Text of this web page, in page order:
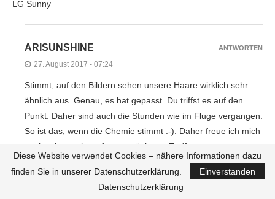
LG Sunny
ARISUNSHINE
27. August 2017 - 07:24
Stimmt, auf den Bildern sehen unsere Haare wirklich sehr
ähnlich aus. Genau, es hat gepasst. Du triffst es auf den
Punkt. Daher sind auch die Stunden wie im Fluge vergangen.
So ist das, wenn die Chemie stimmt :-). Daher freue ich mich
auch schon sehr auf unser nächsten Treffen.
LG
Ari
ANTWORTEN
Diese Website verwendet Cookies – nähere Informationen dazu
finden Sie in unserer Datenschutzerklärung.
Einverstanden
Datenschutzerklärung